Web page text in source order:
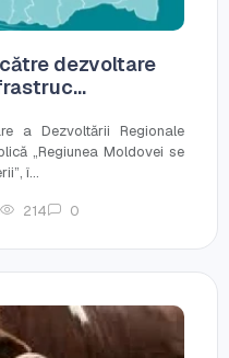
dezvoltare
a Dezvoltării Regionale
„Regiunea Moldovei se
î...
214 0